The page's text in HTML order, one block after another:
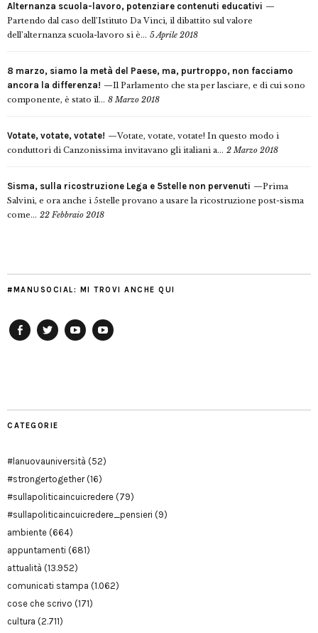
Alternanza scuola-lavoro, potenziare contenuti educativi
Partendo dal caso dell’Istituto Da Vinci, il dibattito sul valore
dell’alternanza scuola-lavoro si è... 5 Aprile 2018
8 marzo, siamo la metà del Paese, ma, purtroppo, non facciamo
ancora la differenza!
Il Parlamento che sta per lasciare, e di cui sono
componente, è stato il... 8 Marzo 2018
Votate, votate, votate!
Votate, votate, votate! In questo modo i
conduttori di Canzonissima invitavano gli italiani a... 2 Marzo 2018
Sisma, sulla ricostruzione Lega e 5stelle non pervenuti
Prima
Salvini, e ora anche i 5stelle provano a usare la ricostruzione post-sisma
come... 22 Febbraio 2018
#MANUSOCIAL: MI TROVI ANCHE QUI
CATEGORIE
#lanuovauniversità (52)
#strongertogether(16)
#sullapoliticaincuicredere (79)
#sullapoliticaincuicredere_pensieri (9)
ambiente (664)
appuntamenti (681)
attualità (13.952)
comunicati stampa (1.062)
cose che scrivo (171)
cultura (2.711)